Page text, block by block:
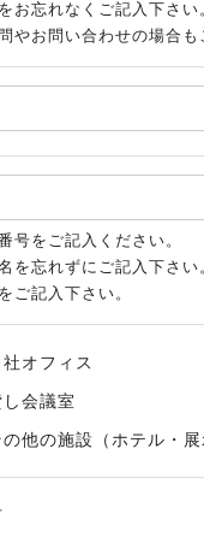
お忘れなくご記入下さい
やお問い合わせの場合も
号をご記入ください。
を忘れずにご記入下さい
ご記入下さい。
社オフィス
し会議室
の他の施設（ホテル・展